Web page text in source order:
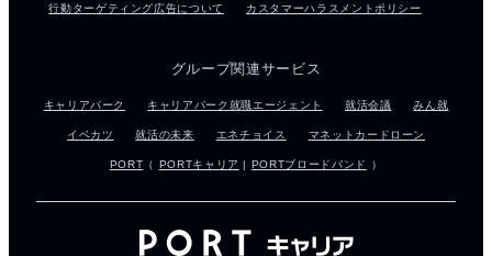
行動ターゲティング広告について カスタマーハラスメントポリシー